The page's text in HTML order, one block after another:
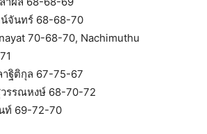
น์จันทร์ 68-68-70
70-68-70, Nachimuthu
ฐิติกุล 67-75-67
วรรณหงษ์ 68-70-72
ท์ 69-72-70